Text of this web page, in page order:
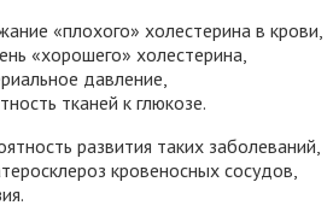
«плохого» холестерина в крови,
«хорошего» холестерина,
давление,
тканей к глюкозе.
развития таких заболеваний,
кровеносных сосудов,